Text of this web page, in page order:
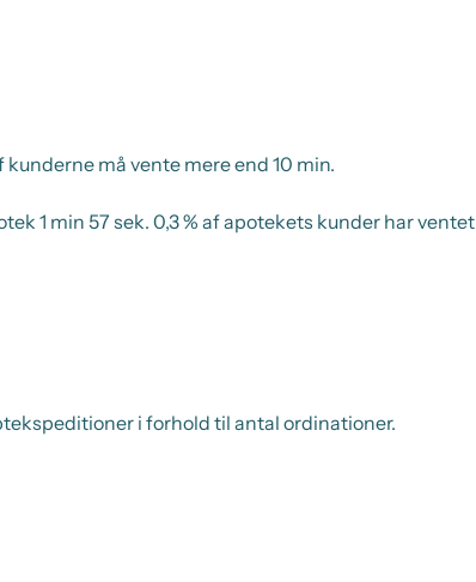
må vente mere end 10 min.
1 min 57 sek. 0,3 % af apotekets kunder har ventet
i forhold til antal ordinationer.